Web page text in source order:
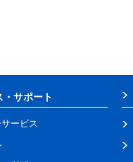
・サポート
ービス